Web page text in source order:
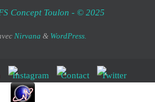
Concept Toulon - © 2025
Nirvana & WordPress.